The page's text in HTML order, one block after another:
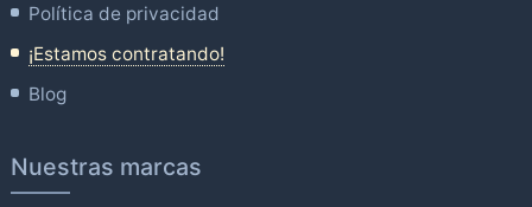
Política de privacidad
¡Estamos contratando!
Blog
Nuestras marcas